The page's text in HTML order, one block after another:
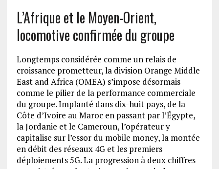
L’Afrique et le Moyen-Orient,
locomotive confirmée du groupe
Longtemps considérée comme un relais de
croissance prometteur, la division Orange Middle
East and Africa (OMEA) s’impose désormais
comme le pilier de la performance commerciale
du groupe. Implanté dans dix-huit pays, de la
Côte d’Ivoire au Maroc en passant par l’Égypte,
la Jordanie et le Cameroun, l’opérateur y
capitalise sur l’essor du mobile money, la montée
en débit des réseaux 4G et les premiers
déploiements 5G. La progression à deux chiffres